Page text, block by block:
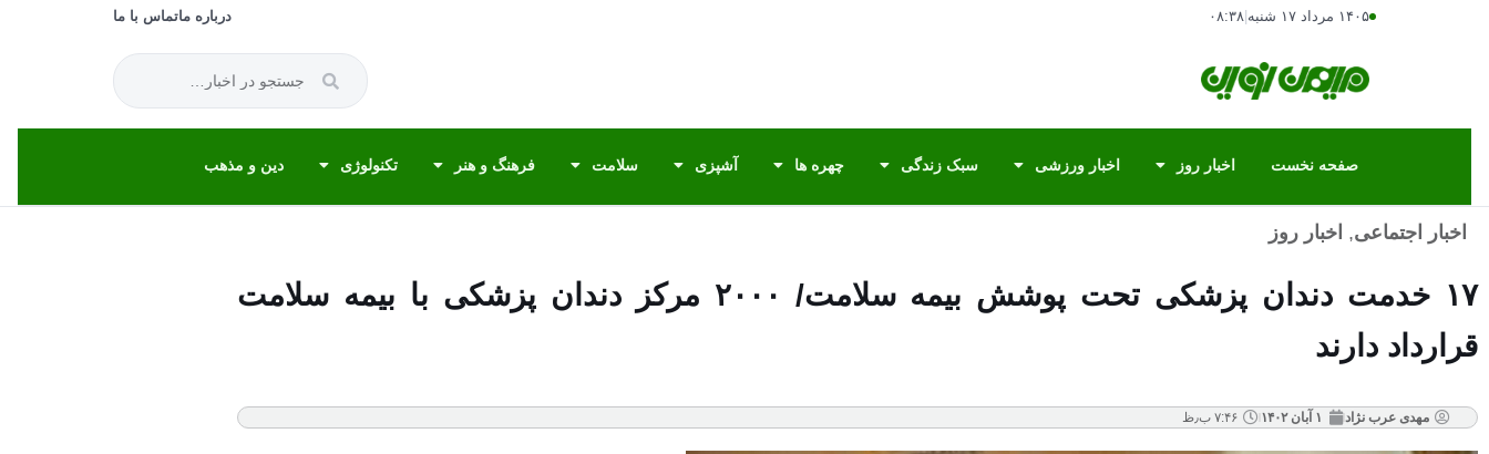
۱۴۰۵ مرداد ۱۷ شنبه ۰۸:۳۸ درباره ماتماس با ما
صفحه نخست اخبار روز اخبار ورزشی سبک زندگی چهره ها آشپزی سلامت فرهنگ و هنر تکنولوژی دین و مذهب
اخبار اجتماعی, اخبار روز
۱۷ خدمت دندان پزشکی تحت پوشش بیمه سلامت/ ۲۰۰۰ مرکز دندان پزشکی با بیمه سلامت
قرارداد دارند
مهدی عرب نژاد ۱ آبان ۱۴۰۲ ۷:۴۶ ب٫ظ